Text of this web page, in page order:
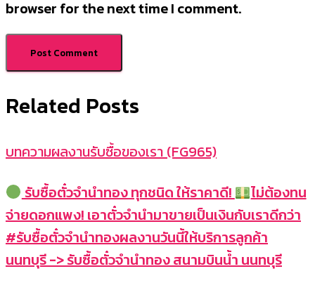
browser for the next time I comment.
Related Posts
บทความผลงานรับซื้อของเรา (FG965)
รับซื้อตั๋วจำนำทอง ทุกชนิด ให้ราคาดี!
ไม่ต้องทน
จ่ายดอกแพง! เอาตั๋วจำนำมาขายเป็นเงินกับเราดีกว่า
#รับซื้อตั๋วจำนำทองผลงานวันนี้ให้บริการลูกค้า
นนทบุรี -> รับซื้อตั๋วจำนำทอง สนามบินน้ำ นนทบุรี